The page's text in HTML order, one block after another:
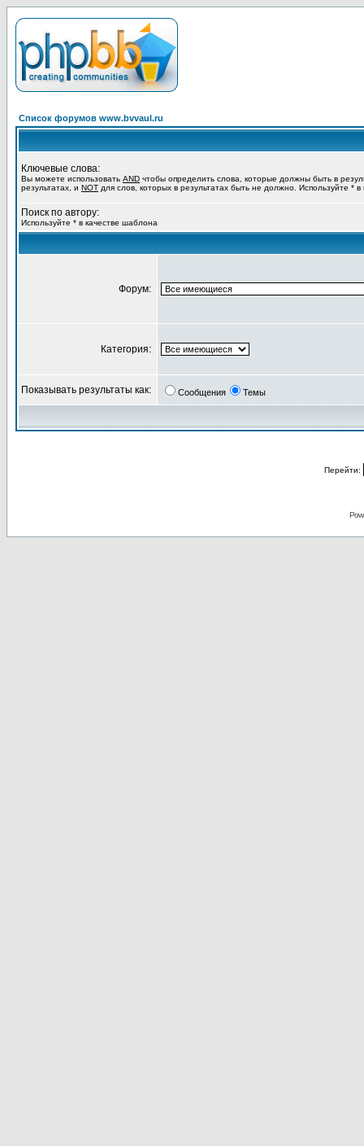
Список форумов www.bvvaul.ru
Ключевые слова:
Вы можете использовать AND чтобы определить слова, которые должны быть в
результатах, и NOT для слов, которых в результатах быть не должно. Используйте *
Поиск по автору:
Используйте * в качестве шаблона
Форум:
Категория:
Показывать результаты как: Сообщения Темы
Перейти: